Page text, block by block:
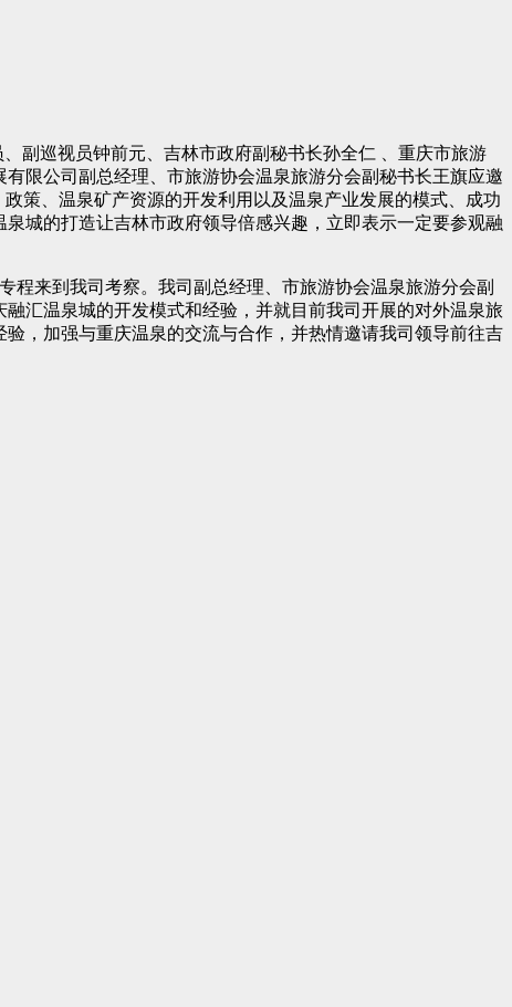
副巡视员钟前元、吉林市政府副秘书长孙全仁 、重庆市旅游
限公司副总经理、市旅游协会温泉旅游分会副秘书长王旗应邀
策、温泉矿产资源的开发利用以及温泉产业发展的模式、成功
城的打造让吉林市政府领导倍感兴趣，立即表示一定要参观融
程来到我司考察。我司副总经理、市旅游协会温泉旅游分会副
汇温泉城的开发模式和经验，并就目前我司开展的对外温泉旅
，加强与重庆温泉的交流与合作，并热情邀请我司领导前往吉